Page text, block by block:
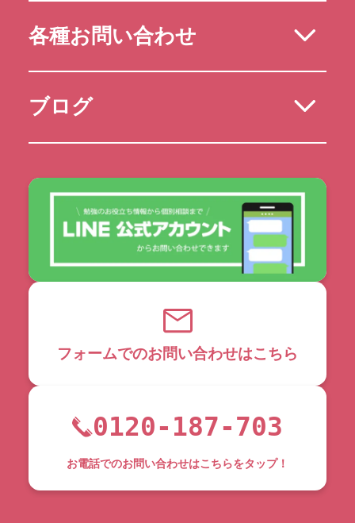
各種お問い合わせ
ブログ
フォームでのお問い合わせはこちら
0120-187-703
お電話でのお問い合わせはこちらをタップ！